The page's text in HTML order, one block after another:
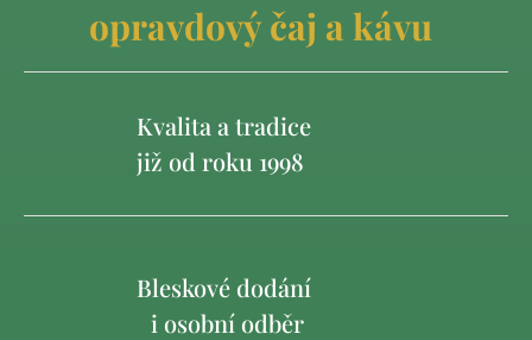
opravdový čaj a kávu
Kvalita a tradice
již od roku 1998
Bleskové dodání
i osobní odběr